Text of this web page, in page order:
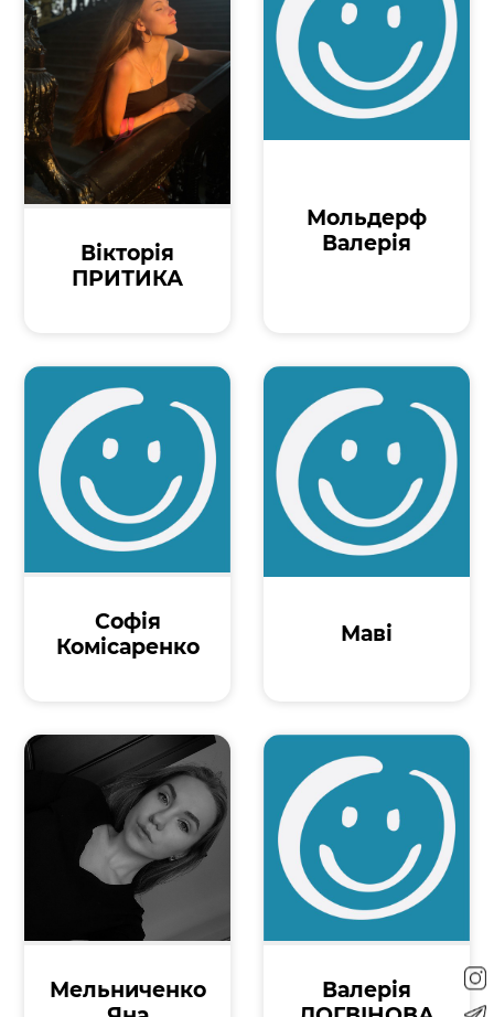
Вікторія
ПРИТИКА
Мольдерф
Валерія
Софія
Комісаренко
Маві
Мельниченко
Валерія